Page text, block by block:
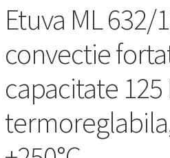
Etuva ML 632/
convectie
capacitate 125